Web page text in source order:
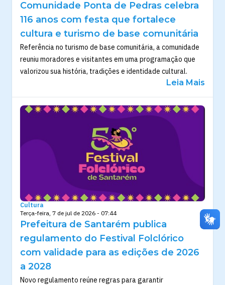
Comunidade Ponta de Pedras celebra
116 anos com festa que fortalece
cultura e turismo de base comunitária
Referência no turismo de base comunitária, a comunidade
reuniu moradores e visitantes em uma programação que
valorizou sua história, tradições e identidade cultural.
Leia Mais
Cultura
Terça-feira, 7 de jul de 2026 - 07:44
Prefeitura de Santarém publica
regulamento do Festival Folclórico
com validade para as edições de 2026
a 2028
Novo regulamento reúne regras para garantir